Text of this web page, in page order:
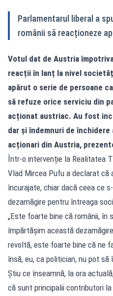
Parlamentarul liberal a
românii să reacționeze
Votul dat de Austria
reacții în lanț la nivel
apărut o serie de persoane
să refuze orice serviciu din
acționat austriac. Au fost
dar și îndemnuri de
acționari din Austria,
Într-o intervenție la Realitatea
Vlad Mircea Pufu a declarat că
încurajate, chiar dacă ceea ce
dezamăgire pentru întreaga
„Este foarte bine că românii,
împărtășim această
revoltă, este foarte bine că ne
însă, eu, ca politician, nu pot
Știu ce înseamnă, la ora
că sunt principalii contributori